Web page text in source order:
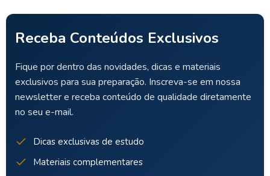
Receba Conteúdos Exclusivos
Fique por dentro das novidades, dicas e materiais
exclusivos para sua preparação. Inscreva-se em nossa
newsletter e receba conteúdo de qualidade diretamente
no seu e-mail.
Dicas exclusivas de estudo
Materiais complementares